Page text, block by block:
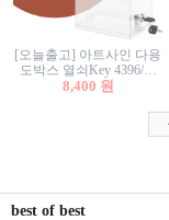
[오늘출고] 아트사인 다용
도박스 열쇠Key 4396/투
표함/건의함/모금함/응모
8,400 원
best of best